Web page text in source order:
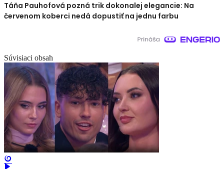
Táňa Pauhofová pozná trik dokonalej elegancie: Na
červenom koberci nedá dopustiť na jednu farbu
Súvisiaci obsah